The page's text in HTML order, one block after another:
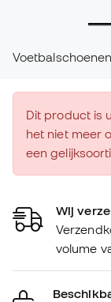
Voetbalschoenen
Dit product is
het niet meer
een
Wij
volume